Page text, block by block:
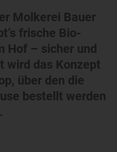
Molkerei Bauer
frische Bio-
Hof – sicher und
wird das Konzept
über den die
bestellt werden